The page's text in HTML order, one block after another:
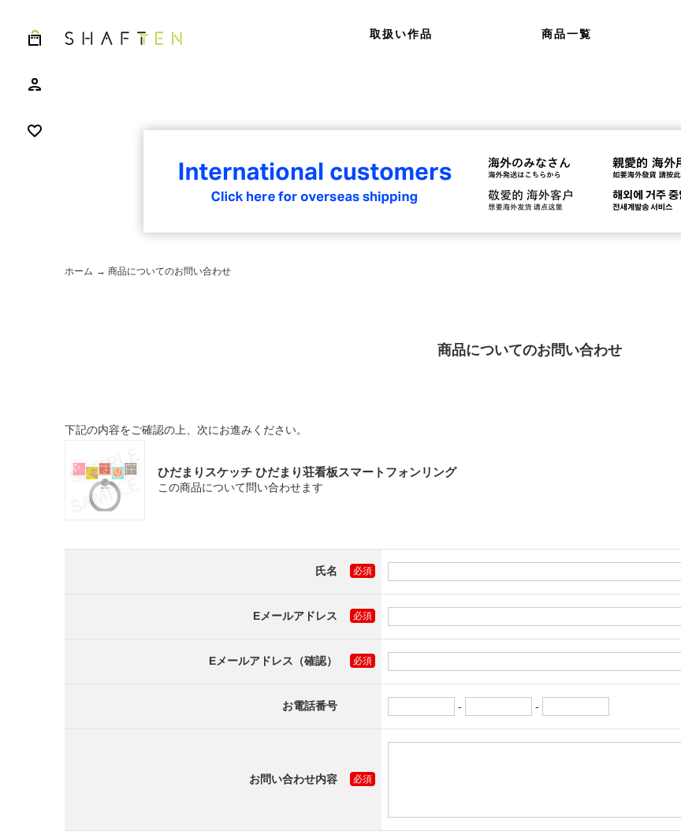
取扱い作品 商品一覧
ホーム → 商品についてのお問い合わせ
商品についてのお問い合わせ
下記の内容をご確認の上、次にお進みください。
ひだまりスケッチ ひだまり荘看板スマートフォンリング
この商品について問い合わせます
氏名 必須
Eメールアドレス 必須
Eメールアドレス（確認） 必須
お電話番号 - -
お問い合わせ内容 必須